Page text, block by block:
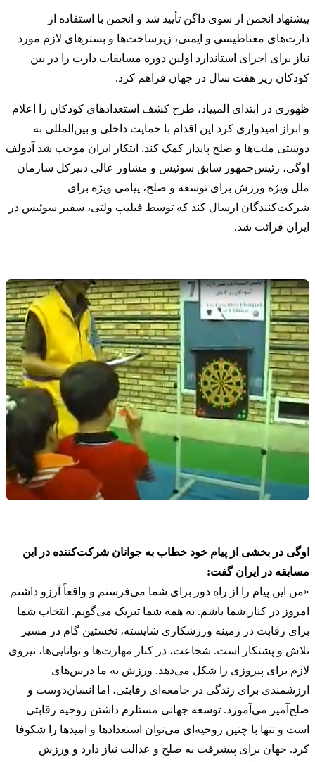
پیشنهاد انجمن از سوی داگن تأیید شد و انجمن با استفاده از
دارت‌های مغناطیسی و ایمنی، زیرساخت‌ها و بسترهای لازم مورد
نیاز برای اجرای استاندارد اولین دوره مسابقات دارت را در بین
کودکان زیر هفت سال در جهان فراهم کرد.
ظهوری در ابتدای المپیاد، طرح کشف استعدادهای کودکان را اعلام
و ابراز امیدواری کرد این اقدام با حمایت داخلی و بین‌المللی به
دوستی ملت‌ها و صلح پایدار کمک کند. ابتکار ایران موجب شد آدولف
اوگی، رئیس‌جمهور سابق سوئیس و مشاور عالی دبیرکل سازمان
ملل ویژه ورزش برای توسعه و صلح، پیامی ویژه برای
شرکت‌کنندگان ارسال کند که توسط فیلیپ ولتی، سفیر سوئیس در
ایران قرائت شد.
اوگی در بخشی از پیام خود خطاب به جوانان شرکت‌کننده در این
مسابقه در ایران گفت:
«من این پیام را از راه دور برای شما می‌فرستم و واقعاً آرزو داشتم
امروز در کنار شما باشم. به همه شما تبریک می‌گویم. انتخاب شما
برای رقابت در زمینه ورزشکاری شایسته، نخستین گام در مسیر
تلاش و پشتکار است. شجاعت، در کنار مهارت‌ها و توانایی‌ها، نیروی
لازم برای پیروزی را شکل می‌دهد. ورزش به ما درس‌های
ارزشمندی برای زندگی در جامعه‌ای رقابتی، اما انسان‌دوست و
صلح‌آمیز می‌آموزد. توسعه جهانی مستلزم داشتن روحیه رقابتی
است و تنها با چنین روحیه‌ای می‌توان استعدادها و امیدها را شکوفا
کرد. جهان برای پیشرفت به صلح و عدالت نیاز دارد و ورزش